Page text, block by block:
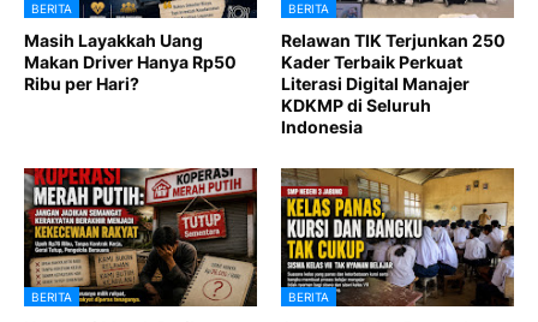
BERITA
Masih Layakkah Uang
Makan Driver Hanya Rp50
Ribu per Hari?
BERITA
Relawan TIK Terjunkan 250
Kader Terbaik Perkuat
Literasi Digital Manajer
KDKMP di Seluruh
Indonesia
BERITA BERITA